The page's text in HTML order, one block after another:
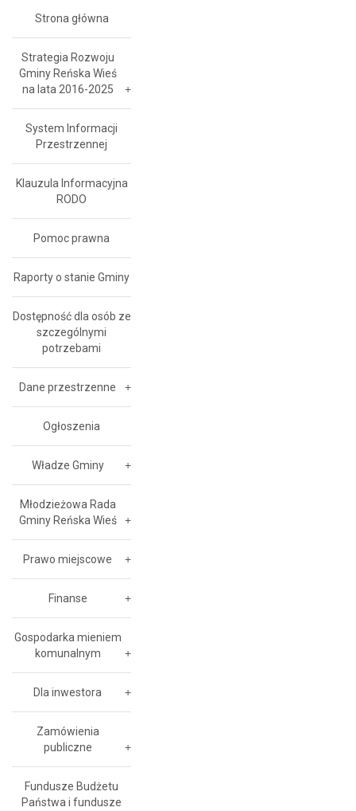
Strona główna
Strategia Rozwoju
Gminy Reńska Wieś
na lata 2016-2025
System Informacji
Przestrzennej
Klauzula Informacyjna
RODO
Pomoc prawna
Raporty o stanie Gminy
Dostępność dla osób ze
szczególnymi
potrzebami
Dane przestrzenne
Ogłoszenia
Władze Gminy
Młodzieżowa Rada
Gminy Reńska Wieś
Prawo miejscowe
Finanse
Gospodarka mieniem
komunalnym
Dla inwestora
Zamówienia
publiczne
Fundusze Budżetu
Państwa i fundusze